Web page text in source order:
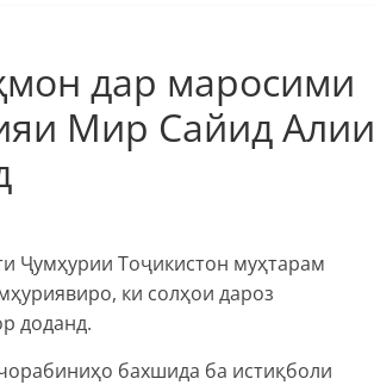
дар маросими
Мир Сайид Алии
Ҷумҳурии Тоҷикистон муҳтарам
ки солҳои дароз
доданд.
бахшида ба истиқболи